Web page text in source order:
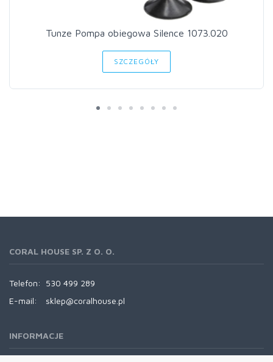
Tunze Pompa obiegowa Silence 1073.020
SZCZEGÓŁY
CORAL HOUSE SP. Z O. O.
Telefon:
530 499 289
E-mail:
sklep@coralhouse.pl
INFORMACJE